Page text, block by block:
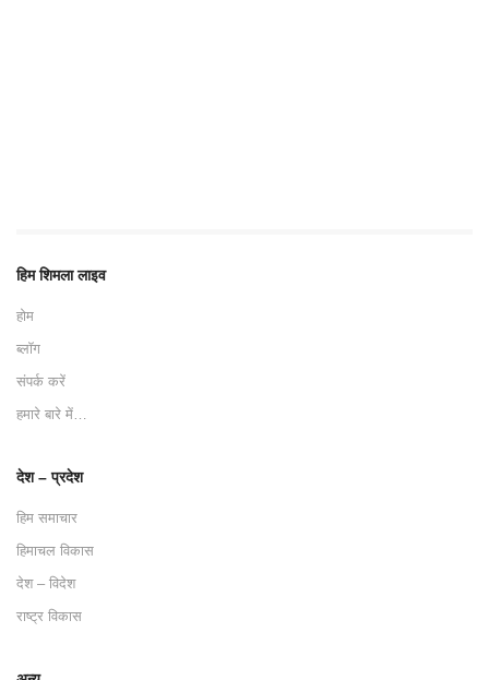
हिम शिमला लाइव
होम
ब्लॉग
संपर्क करें
हमारे बारे में…
देश – प्रदेश
हिम समाचार
हिमाचल विकास
देश – विदेश
राष्ट्र विकास